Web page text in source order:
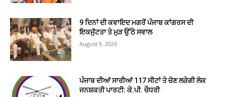
9 ਦਿਨਾਂ ਦੀ ਕਵਾਇਦ ਮਗਰੋਂ ਪੰਜਾਬ ਕਾਂਗਰਸ ਦੀ
ਇਕਜੁੱਟਤਾ ਤੇ ਮੁੜ ਉੱਠੇ ਸਵਾਲ
August 9, 2026
ਪੰਜਾਬ ਦੀਆਂ ਸਾਰੀਆਂ 117 ਸੀਟਾਂ ਤੇ ਚੋਣ ਲੜੇਗੀ ਲੋਕ
ਜਨਸ਼ਕਤੀ ਪਾਰਟੀ: ਕੇ.ਪੀ. ਚੌਧਰੀ